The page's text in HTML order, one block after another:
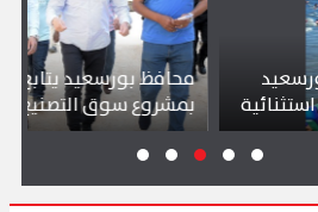
محافظ بورسعيد يتابع سير العمل
بمشروع سوق التصنيع الجديد